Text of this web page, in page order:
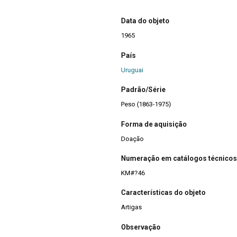
Data do objeto
1965
País
Uruguai
Padrão/Série
Peso (1863-1975)
Forma de aquisição
Doação
Numeração em catálogos técnicos
KM#?46
Características do objeto
Artigas
Observação